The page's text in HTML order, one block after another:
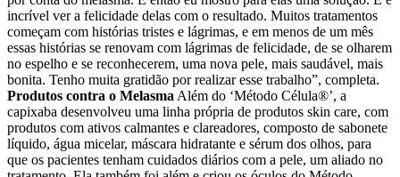
incrível ver a felicidade delas com o resultado. Muitos tratamentos
começam com histórias tristes e lágrimas, e em menos de um mês
essas histórias se renovam com lágrimas de felicidade, de se olharem
no espelho e se reconhecerem, uma nova pele, mais saudável, mais
bonita. Tenho muita gratidão por realizar esse trabalho”, completa.
Produtos contra o Melasma Além do ‘Método Célula®’, a
capixaba desenvolveu uma linha própria de produtos skin care, com
produtos com ativos calmantes e clareadores, composto de sabonete
líquido, água micelar, máscara hidratante e sérum dos olhos, para
que os pacientes tenham cuidados diários com a pele, um aliado no